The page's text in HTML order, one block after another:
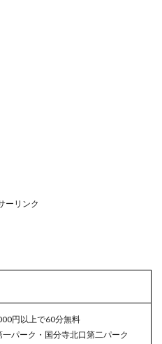
ーリンク
円以上で60分無料
一パーク・国分寺北口第二パーク